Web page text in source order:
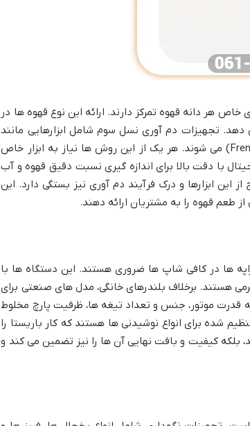
هر دانه قهوه تمرکز دارند. ارائه این نوع قهوه ها در
تجهیزات دم آوری نسل سوم شامل ابزارهایی مانند
کمکس (Chemex)، وی 60 (V60)، اروپرس (Aeropress)، سایفون (Syphon) و فرنچ پرس (French Press) می شوند. هر یک از این روش ها نیاز به ابزار خاص
با دقت بالا برای اندازه گیری نسبت دقیق قهوه و آب
این ابزارها و درک فرآیند دم آوری نیز بستگی دارد. این
طعم قهوه را به مشتریان ارائه دهند.
ها در کافی شاپ ها ضروری هستند. این دستگاه ها با
هستند. برخلاف بلندرهای خانگی، مدل های صنعتی برای
قدرت موتور، جنس و تعداد تیغه ها، ظرفیت پارچ مخلوط
شده برای انواع نوشیدنی ها هستند که کار باریستا را
بلکه کیفیت و بافت نهایی آن ها را نیز تضمین می کند و